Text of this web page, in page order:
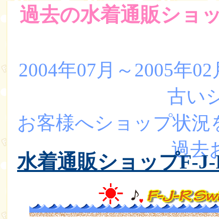
過去の水着通販ショ
2004年07月～2005年
古い
お客様へショップ状
過去
水着通販ショップF-